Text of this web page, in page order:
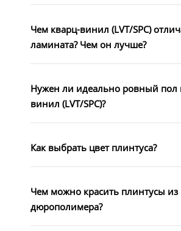
Чем кварц-винил (LVT/SPC)
ламината? Чем он лучше?
Нужен ли идеально ровный пол
винил (LVT/SPC)?
Как выбрать цвет плинтуса?
Чем можно красить плинтусы из
дюрополимера?